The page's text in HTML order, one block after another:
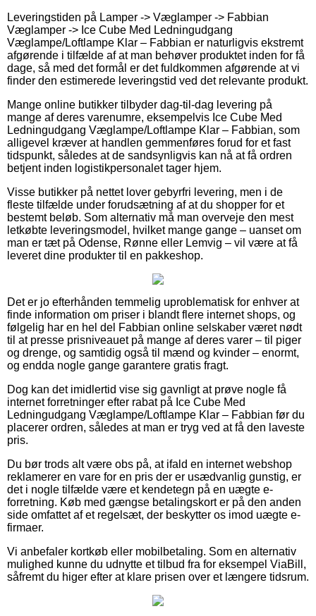
Leveringstiden på Lamper -> Væglamper -> Fabbian
Væglamper -> Ice Cube Med Ledningudgang
Væglampe/Loftlampe Klar – Fabbian er naturligvis ekstremt
afgørende i tilfælde af at man behøver produktet inden for få
dage, så med det formål er det fuldkommen afgørende at vi
finder den estimerede leveringstid ved det relevante produkt.
Mange online butikker tilbyder dag-til-dag levering på
mange af deres varenumre, eksempelvis Ice Cube Med
Ledningudgang Væglampe/Loftlampe Klar – Fabbian, som
alligevel kræver at handlen gemmenføres forud for et fast
tidspunkt, således at de sandsynligvis kan nå at få ordren
betjent inden logistikpersonalet tager hjem.
Visse butikker på nettet lover gebyrfri levering, men i de
fleste tilfælde under forudsætning af at du shopper for et
bestemt beløb. Som alternativ må man overveje den mest
letkøbte leveringsmodel, hvilket mange gange – uanset om
man er tæt på Odense, Rønne eller Lemvig – vil være at få
leveret dine produkter til en pakkeshop.
Det er jo efterhånden temmelig uproblematisk for enhver at
finde information om priser i blandt flere internet shops, og
følgelig har en hel del Fabbian online selskaber været nødt
til at presse prisniveauet på mange af deres varer – til piger
og drenge, og samtidig også til mænd og kvinder – enormt,
og endda nogle gange garantere gratis fragt.
Dog kan det imidlertid vise sig gavnligt at prøve nogle få
internet forretninger efter rabat på Ice Cube Med
Ledningudgang Væglampe/Loftlampe Klar – Fabbian før du
placerer ordren, således at man er tryg ved at få den laveste
pris.
Du bør trods alt være obs på, at ifald en internet webshop
reklamerer en vare for en pris der er usædvanlig gunstig, er
det i nogle tilfælde være et kendetegn på en uægte e-
forretning. Køb med gængse betalingskort er på den anden
side omfattet af et regelsæt, der beskytter os imod uægte e-
firmaer.
Vi anbefaler kortkøb eller mobilbetaling. Som en alternativ
mulighed kunne du udnytte et tilbud fra for eksempel ViaBill,
såfremt du higer efter at klare prisen over et længere tidsrum.